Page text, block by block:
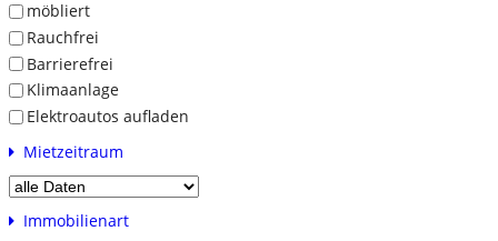
möbliert
Rauchfrei
Barrierefrei
Klimaanlage
Elektroautos aufladen
Mietzeitraum
Immobilienart